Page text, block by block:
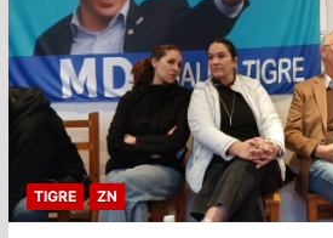
TIGRE ZN